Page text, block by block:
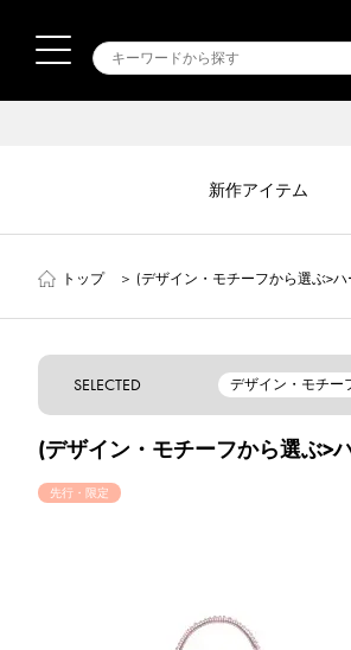
新作アイテム
トップ ＞ (デザイン・モチーフから選ぶ>ハ
SELECTED デザイン・モチー
(デザイン・モチーフから選ぶ>
先行・限定